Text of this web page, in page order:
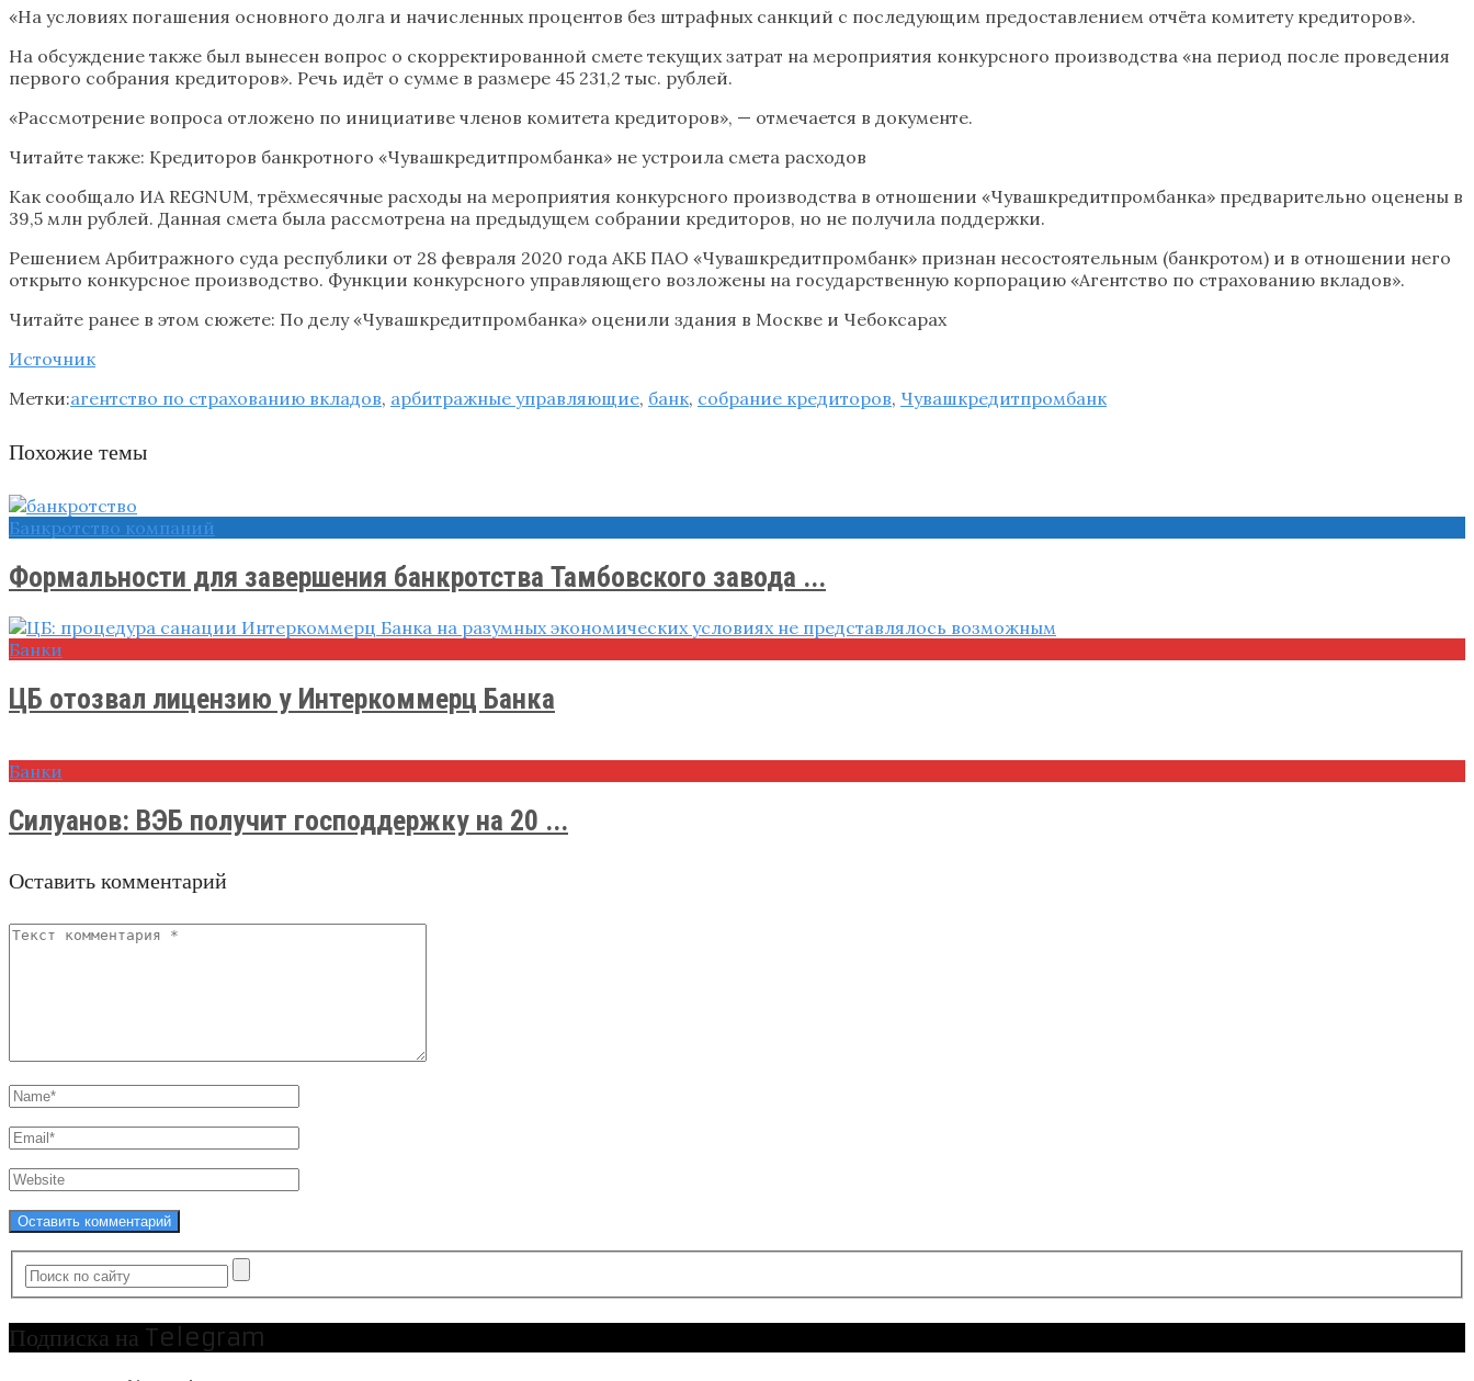
«На условиях погашения основного долга и начисленных процентов без штрафных санкций с последующим предоставлением отчёта комитету кредиторов».
На обсуждение также был вынесен вопрос о скорректированной смете текущих затрат на мероприятия конкурсного производства «на период после проведения
первого собрания кредиторов». Речь идёт о сумме в размере 45 231,2 тыс. рублей.
«Рассмотрение вопроса отложено по инициативе членов комитета кредиторов», — отмечается в документе.
Читайте также: Кредиторов банкротного «Чувашкредитпромбанка» не устроила смета расходов
Как сообщало ИА REGNUM, трёхмесячные расходы на мероприятия конкурсного производства в отношении «Чувашкредитпромбанка» предварительно оценены в
39,5 млн рублей. Данная смета была рассмотрена на предыдущем собрании кредиторов, но не получила поддержки.
Решением Арбитражного суда республики от 28 февраля 2020 года АКБ ПАО «Чувашкредитпромбанк» признан несостоятельным (банкротом) и в отношении него
открыто конкурсное производство. Функции конкурсного управляющего возложены на государственную корпорацию «Агентство по страхованию вкладов».
Читайте ранее в этом сюжете: По делу «Чувашкредитпромбанка» оценили здания в Москве и Чебоксарах
Источник
Метки:агентство по страхованию вкладов, арбитражные управляющие, банк, собрание кредиторов, Чувашкредитпромбанк
Похожие темы
Банкротство компаний
Формальности для завершения банкротства Тамбовского завода ...
Банки
ЦБ отозвал лицензию у ​Интеркоммерц Банка
Банки
Силуанов: ВЭБ получит господдержку на 20 ...
Оставить комментарий
Подписка на Telegram